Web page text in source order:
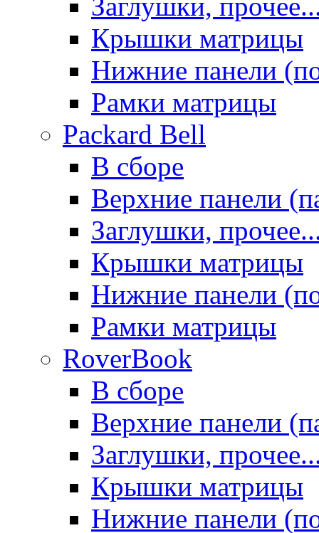
Крышки матрицы
Нижние панели
Рамки матрицы
Packard Bell
В сборе
Верхние панели
Заглушки,
Крышки матрицы
Нижние панели
Рамки матрицы
RoverBook
В сборе
Верхние панели
Заглушки,
Крышки матрицы
Нижние панели